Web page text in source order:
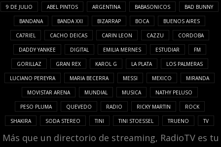
9 DE JULIO ABEL PINTOS ARGENTINA BABASONICOS BAD BUNNY
BANDANA BANDA XXI BIZARRAP BOCA BUENOS AIRES
CA7RIEL CACHO DEICAS CARIN LEON CAZZU CORDOBA
DADDY YANKEE DIGITAL EMILIA MERNES ESTUDIAR FM
GORILLAZ GRAN REX KAROL G LA PLATA LOS PALMERAS
LUCIANO PEREYRA MARIA BECERRA MESSI MEXICO MIRANDA
MOVISTAR ARENA MUNDIAL MUSICA NATHY PELUSO
PESO PLUMA QUEVEDO RADIO RICKY MARTIN ROCK
SHAKIRA SODA STEREO TINI TINI STOESSEL TRUENO TV
Más que un directorio de streaming, RadioTV es tu